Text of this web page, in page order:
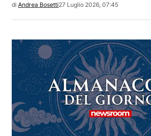
di Andrea Bosetti27 Luglio 2026, 07:45